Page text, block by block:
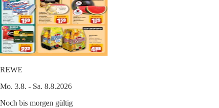
REWE
Mo. 3.8. - Sa. 8.8.2026
Noch bis morgen gültig